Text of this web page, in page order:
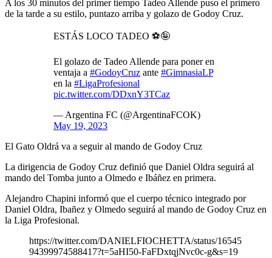
A los 30 minutos del primer tiempo Tadeo Allende puso el primero
de la tarde a su estilo, puntazo arriba y golazo de Godoy Cruz.
ESTÁS LOCO TADEO ⚽️🤪
El golazo de Tadeo Allende para poner en
ventaja a #GodoyCruz ante #GimnasiaLP
en la #LigaProfesional
pic.twitter.com/DDxnY3TCaz
— Argentina FC (@ArgentinaFCOK)
May 19, 2023
El Gato Oldrá va a seguir al mando de Godoy Cruz
La dirigencia de Godoy Cruz definió que Daniel Oldra seguirá al
mando del Tomba junto a Olmedo e Ibáñez en primera.
Alejandro Chapini informó que el cuerpo técnico integrado por
Daniel Oldra, Ibañez y Olmedo seguirá al mando de Godoy Cruz en
la Liga Profesional.
https://twitter.com/DANIELFIOCHETTA/status/16545
94399974588417?t=5aHI50-FaFDxtqjNvc0c-g&s=19